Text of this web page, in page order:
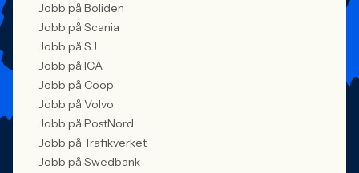
Jobb på Boliden
Jobb på Scania
Jobb på SJ
Jobb på ICA
Jobb på Coop
Jobb på Volvo
Jobb på PostNord
Jobb på Trafikverket
Jobb på Swedbank